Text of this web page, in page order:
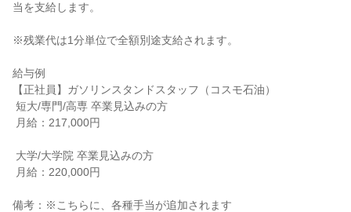
当を支給します。
※残業代は1分単位で全額別途支給されます。
給与例
【正社員】ガソリンスタンドスタッフ（コスモ石油）
備考：※こちらに、各種手当が追加されます